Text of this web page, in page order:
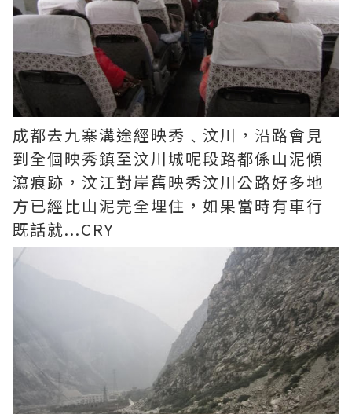
成都去九寨溝途經映秀﹑汶川，沿路會見
到全個映秀鎮至汶川城呢段路都係山泥傾
瀉痕跡，汶江對岸舊映秀汶川公路好多地
方已經比山泥完全埋住，如果當時有車行
既話就...CRY